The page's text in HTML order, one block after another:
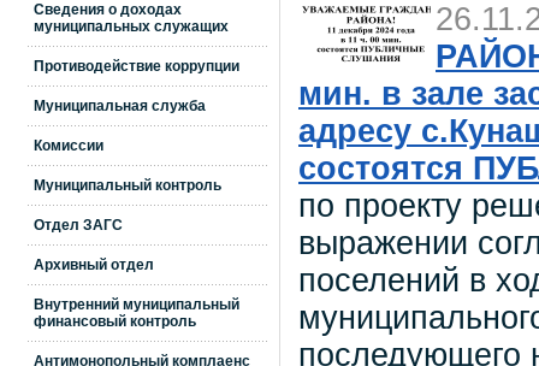
Сведения о доходах
муниципальных служащих
Противодействие коррупции
Муниципальная служба
Комиссии
Муниципальный контроль
Отдел ЗАГС
Архивный отдел
Внутренний муниципальный
финансовый контроль
Антимонопольный комплаенс
мин. в зале
адресу
состоятся
по проекту
выражении
поселений в
последующего